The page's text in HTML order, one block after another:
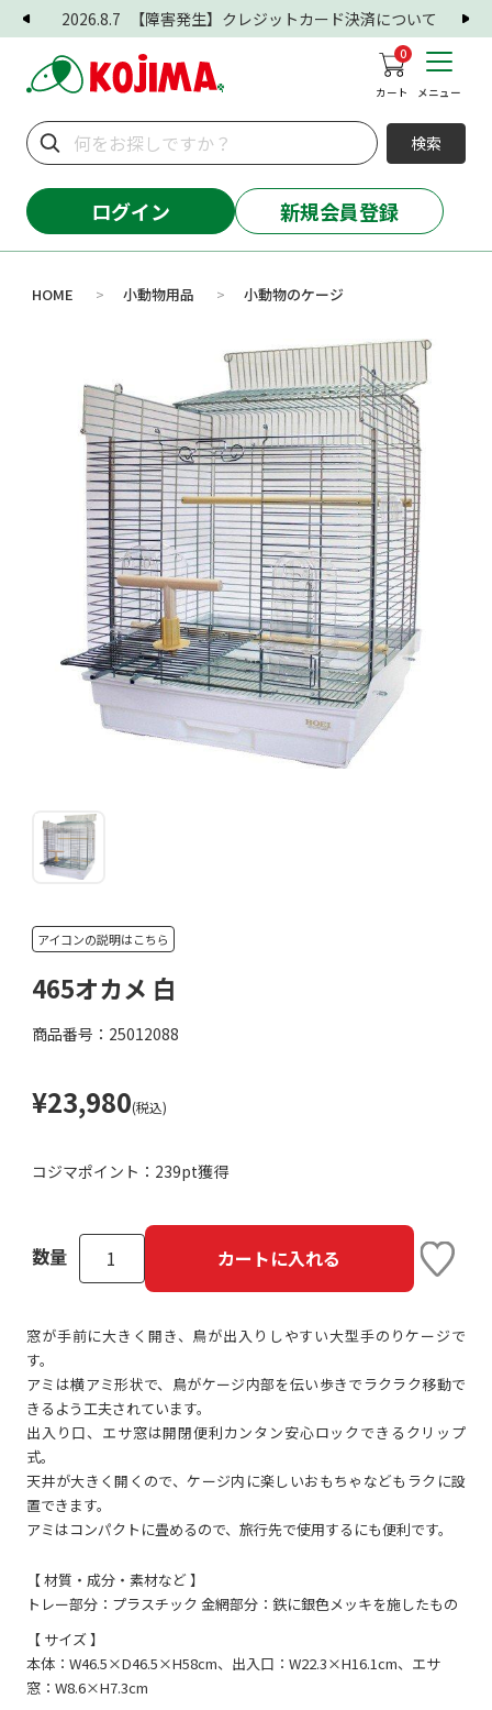
2026.8.7 【障害発生】クレジットカード決済について
0
カート メニュー
検索
ログイン 新規会員登録
HOME > 小動物用品 > 小動物のケージ
アイコンの説明はこちら
465オカメ 白
商品番号：25012088
¥23,980(税込)
コジマポイント： 239pt獲得
数量 カートに入れる
窓が手前に大きく開き、鳥が出入りしやすい大型手のりケージで
す。
アミは横アミ形状で、鳥がケージ内部を伝い歩きでラクラク移動で
きるよう工夫されています。
出入り口、エサ窓は開閉便利カンタン安心ロックできるクリップ
式。
天井が大きく開くので、ケージ内に楽しいおもちゃなどもラクに設
置できます。
アミはコンパクトに畳めるので、旅行先で使用するにも便利です。
【 材質・成分・素材など 】
トレー部分：プラスチック 金網部分：鉄に銀色メッキを施したもの
【 サイズ 】
本体：W46.5×D46.5×H58cm、出入口：W22.3×H16.1cm、エサ
窓：W8.6×H7.3cm